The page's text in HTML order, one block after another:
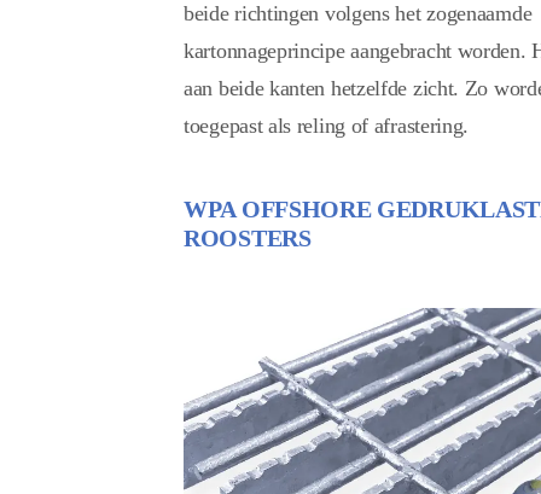
beide richtingen volgens het zogenaamde
kartonnageprincipe aangebracht worden.
aan beide kanten hetzelfde zicht. Zo
toegepast als reling of afrastering.
WPA OFFSHORE
ROOSTERS